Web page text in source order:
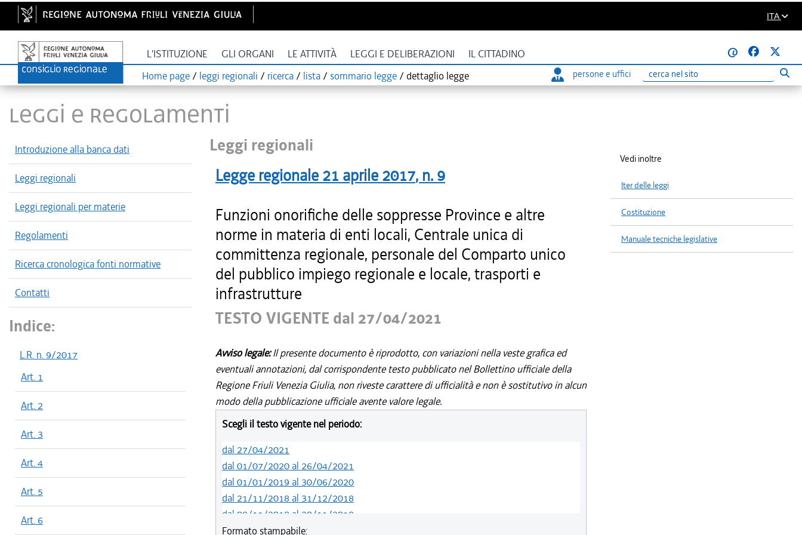
ITA
L'ISTITUZIONE GLI ORGANI LE ATTIVITÀ LEGGI E DELIBERAZIONI IL CITTADINO
@
Home page / leggi regionali / ricerca / lista / sommario legge / dettaglio legge persone e uffici
Ricerca
LEGGI E REGOLAMENTI
Introduzione alla banca dati
Leggi regionali
Leggi regionali per materie
Regolamenti
Ricerca cronologica fonti normative
Contatti
Indice:
L.R. n. 9/2017
Art. 1
Art. 2
Art. 3
Art. 4
Art. 5
Art. 6
Leggi regionali
Legge regionale 21 aprile 2017, n. 9
Funzioni onorifiche delle soppresse Province e altre
norme in materia di enti locali, Centrale unica di
committenza regionale, personale del Comparto unico
del pubblico impiego regionale e locale, trasporti e
infrastrutture
TESTO VIGENTE dal 27/04/2021
Avviso legale:Il presente documento è riprodotto, con variazioni nella veste grafica ed
eventuali annotazioni, dal corrispondente testo pubblicato nel Bollettino ufficiale della
Regione Friuli Venezia Giulia, non riveste carattere di ufficialità e non è sostitutivo in alcun
modo della pubblicazione ufficiale avente valore legale.
Scegli il testo vigente nel periodo:
dal 27/04/2021
dal 01/07/2020 al 26/04/2021
dal 01/01/2019 al 30/06/2020
dal 21/11/2018 al 31/12/2018
dal 08/11/2018 al 20/11/2018
dal 16/08/2018 al 07/11/2018
Formato stampabile:
Vedi inoltre
Iter delle leggi
Costituzione
Manuale tecniche legislative